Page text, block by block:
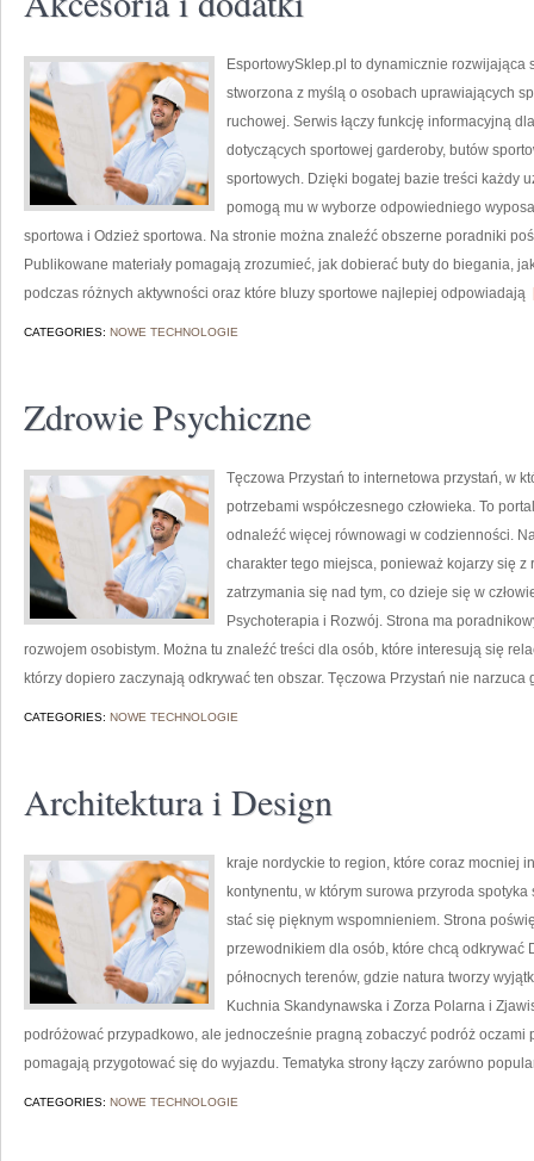
EsportowySklep.pl to dynamicznie rozwijająca
stworzona z myślą o osobach uprawiających
ruchowej. Serwis łączy funkcję informacyjną
dotyczących sportowej garderoby, butów
sportowych. Dzięki bogatej bazie treści każdy
pomogą mu w wyborze odpowiedniego
sportowa i Odzież sportowa. Na stronie można znaleźć obszerne poradniki
Publikowane materiały pomagają zrozumieć, jak dobierać buty do biegania,
podczas różnych aktywności oraz które bluzy sportowe najlepiej odpowiadają
CATEGORIES: NOWE TECHNOLOGIE
Zdrowie Psychiczne
Tęczowa Przystań to internetowa przystań, w
potrzebami współczesnego człowieka. To
odnaleźć więcej równowagi w codzienności.
charakter tego miejsca, ponieważ kojarzy się
zatrzymania się nad tym, co dzieje się w
Psychoterapia i Rozwój. Strona ma
rozwojem osobistym. Można tu znaleźć treści dla osób, które interesują się
którzy dopiero zaczynają odkrywać ten obszar. Tęczowa Przystań nie narzuca
CATEGORIES: NOWE TECHNOLOGIE
Architektura i Design
kraje nordyckie to region, które coraz mocniej
kontynentu, w którym surowa przyroda
stać się pięknym wspomnieniem. Strona
przewodnikiem dla osób, które chcą
północnych terenów, gdzie natura tworzy
Kuchnia Skandynawska i Zorza Polarna i
podróżować przypadkowo, ale jednocześnie pragną zobaczyć podróż oczami
pomagają przygotować się do wyjazdu. Tematyka strony łączy zarówno
CATEGORIES: NOWE TECHNOLOGIE